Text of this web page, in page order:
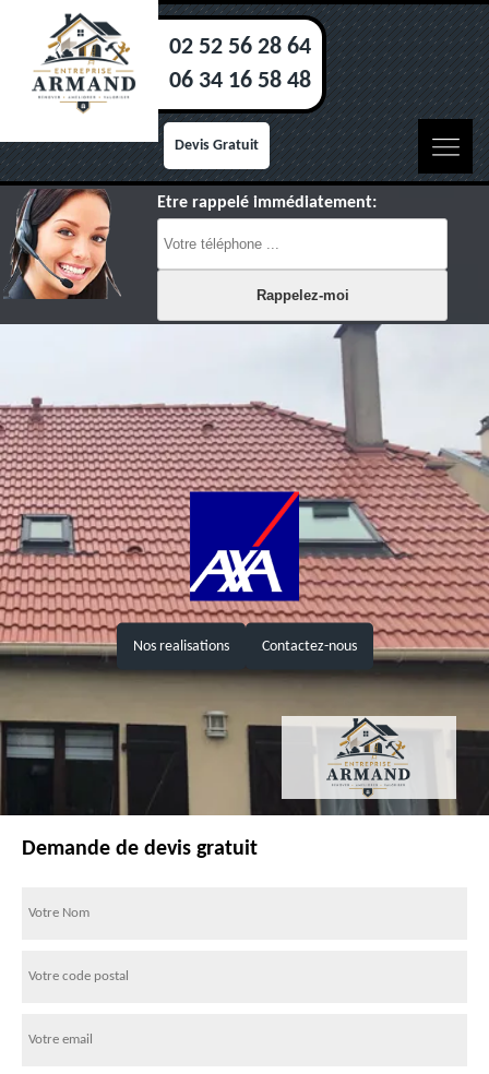
02 52 56 28 64
06 34 16 58 48
Devis Gratuit
Etre rappelé immédiatement:
Nos realisations Contactez-nous
Demande de devis gratuit